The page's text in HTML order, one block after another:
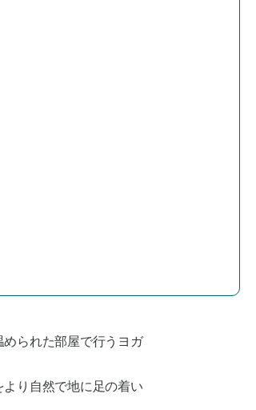
られた部屋で行うヨガ
り自然で地に足の着い